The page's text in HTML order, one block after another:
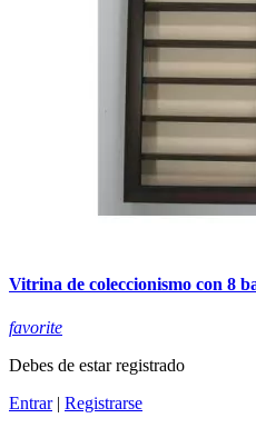
Vitrina de coleccionismo con 8
favorite
Debes de estar registrado
Entrar| Registrarse